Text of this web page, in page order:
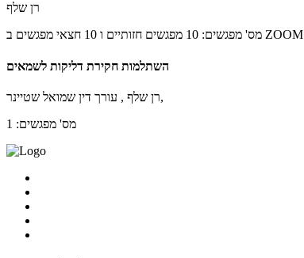
רן שלף
מס' מפגשים: 10 מפגשים חזותיים ו 10 חצאי מפגשים ב ZOOM
השתלמות חקירת דליקות לשמאים
רן שלף , עורך דין שמואל שטיינר,
מס' מפגשים: 1